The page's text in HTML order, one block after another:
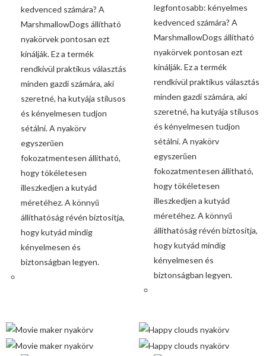
kedvenced számára? A
MarshmallowDogs állítható
nyakörvek pontosan ezt
kínálják. Ez a termék
rendkívül praktikus választás
minden gazdi számára, aki
szeretné, ha kutyája stílusos
és kényelmesen tudjon
sétálni. A nyakörv
egyszerűen
fokozatmentesen állítható,
hogy tökéletesen
illeszkedjen a kutyád
méretéhez. A könnyű
állíthatóság révén biztosítja,
hogy kutyád mindig
kényelmesen és
biztonságban legyen.
legfontosabb: kényelmes
kedvenced számára? A
MarshmallowDogs állítható
nyakörvek pontosan ezt
kínálják. Ez a termék
rendkívül praktikus választás
minden gazdi számára, aki
szeretné, ha kutyája stílusos
és kényelmesen tudjon
sétálni. A nyakörv
egyszerűen
fokozatmentesen állítható,
hogy tökéletesen
illeszkedjen a kutyád
méretéhez. A könnyű
állíthatóság révén biztosítja,
hogy kutyád mindig
kényelmesen és
biztonságban legyen.